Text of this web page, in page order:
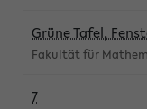
Grüne Tafel,
Fakultät für
7